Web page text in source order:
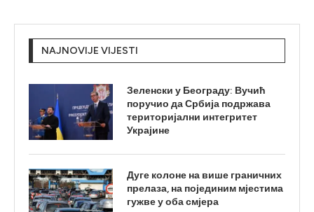
NAJNOVIJE VIJESTI
Зеленски у Београду: Вучић
поручио да Србија подржава
територијални интегритет
Украјине
Дуге колоне на више граничних
прелаза, на појединим мјестима
гужве у оба смјера